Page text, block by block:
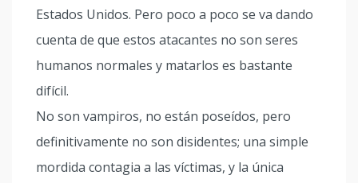
Estados Unidos. Pero poco a poco se va dando
cuenta de que estos atacantes no son seres
humanos normales y matarlos es bastante
difícil.
No son vampiros, no están poseídos, pero
definitivamente no son disidentes; una simple
mordida contagia a las víctimas, y la única